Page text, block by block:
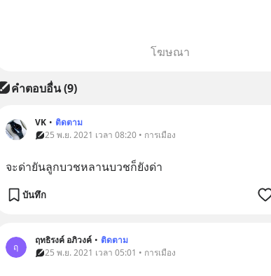
โฆษณา
คำตอบอื่น(9)
VK • ติดตาม
25 พ.ย. 2021 เวลา 08:20 • การเมือง
จะด่ายันลูกบวชหลานบวชก็ยังด่า
บันทึก
ฤ
ฤทธิรงค์ อภิวงค์ • ติดตาม
25 พ.ย. 2021 เวลา 05:01 • การเมือง